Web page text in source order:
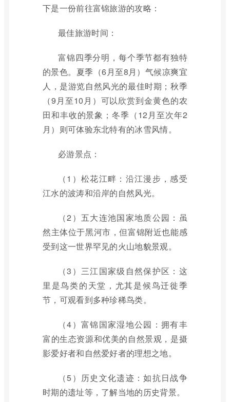
下是一份前往富锦旅游的攻略：
最佳旅游时间：
富锦四季分明，每个季节都有独特
的景色。夏季（6月至8月）气候凉爽宜
人，是游览自然风光的最佳时期；秋季
（9月至10月）可以欣赏到金黄色的农
田和丰收的景象；冬季（12月至次年2
月）则可体验东北特有的冰雪风情。
必游景点：
（1）松花江畔：沿江漫步，感受
江水的波涛和沿岸的自然风光。
（2）五大连池国家地质公园：虽
然主体位于黑河市，但富锦附近也能感
受到这一世界罕见的火山地貌景观。
（3）三江国家级自然保护区：这
里是鸟类的天堂，尤其是候鸟迁徙季
节，可观看到多种珍稀鸟类。
（4）富锦国家湿地公园：拥有丰
富的生态资源和优美的自然景观，是摄
影爱好者和自然爱好者的理想之地。
（5）历史文化遗迹：如抗日战争
时期的遗址等，了解当地的历史背景。